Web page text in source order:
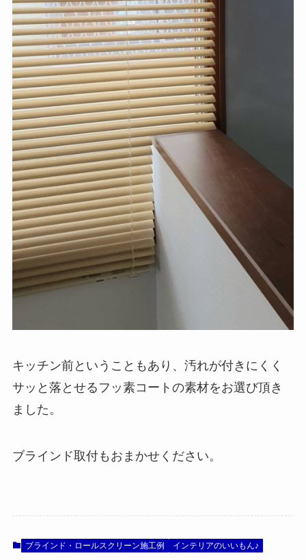
キッチン前ということもあり、汚れが付きにくく
サッと落とせるフッ素コートの素材をお選び頂き
ました。
ブラインド取付もおまかせください。
ブラインド・ロールスクリーン施工例 インテリアのいいもん♪